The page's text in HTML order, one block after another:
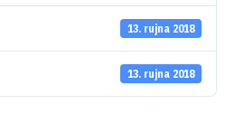
13. rujna 2018
13. rujna 2018